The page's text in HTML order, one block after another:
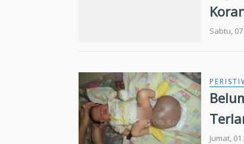
Sabtu,
Jumat,